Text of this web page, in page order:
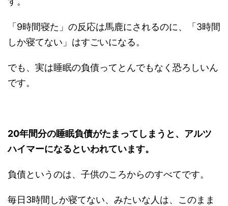
「9時間寝た」の反応は馬鹿にされるのに、「3時間
しか寝てない」はすごいになる。
でも、実は睡眠の負債ってとんでもなく恐ろしいん
です。
20年間分の睡眠負債がたまってしまうと、アルツ
ハイマーになるといわれています。
負債というのは、子供のころからのすべてです。
毎日3時間しか寝てない、みたいな人は、このまま